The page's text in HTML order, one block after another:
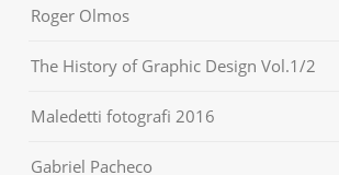
Roger Olmos
The History of Graphic Design Vol.1/2
Maledetti fotografi 2016
Gabriel Pacheco